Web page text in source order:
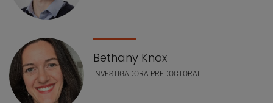
Bethany Knox
INVESTIGADORA PREDOCTORAL